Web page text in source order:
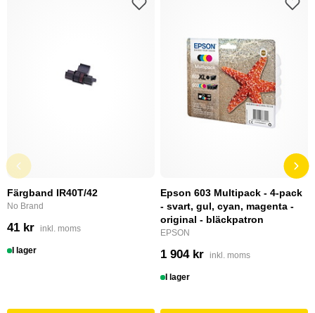
Färgband IR40T/42
No Brand
41 kr inkl. moms
I lager
Epson 603 Multipack - 4-pack
- svart, gul, cyan, magenta -
original - bläckpatron
EPSON
1 904 kr inkl. moms
I lager